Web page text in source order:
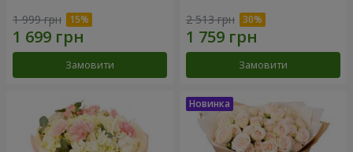
1 999 грн
Замовити
2 513 грн
Замовити